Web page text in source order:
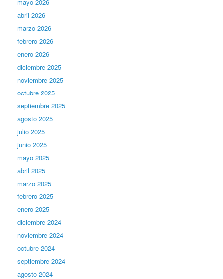
mayo 2026
abril 2026
marzo 2026
febrero 2026
enero 2026
diciembre 2025
noviembre 2025
octubre 2025
septiembre 2025
agosto 2025
julio 2025
junio 2025
mayo 2025
abril 2025
marzo 2025
febrero 2025
enero 2025
diciembre 2024
noviembre 2024
octubre 2024
septiembre 2024
agosto 2024